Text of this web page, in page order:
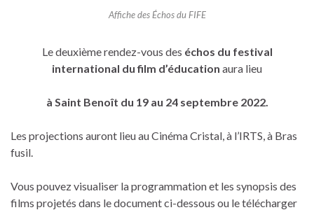
Affiche des Échos du FIFE
Le deuxième rendez-vous des échos du festival
international du film d’éducation aura lieu
à Saint Benoît du 19 au 24 septembre 2022.
Les projections auront lieu au Cinéma Cristal, à l’IRTS, à Bras
fusil.
Vous pouvez visualiser la programmation et les synopsis des
films projetés dans le document ci-dessous ou le télécharger